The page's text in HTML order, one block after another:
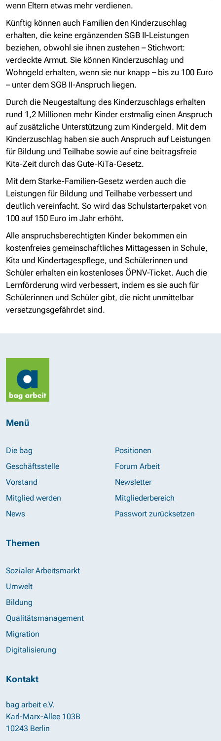
wenn Eltern etwas mehr verdienen.
Künftig können auch Familien den Kinderzuschlag
erhalten, die keine ergänzenden SGB II-Leistungen
beziehen, obwohl sie ihnen zustehen – Stichwort:
verdeckte Armut. Sie können Kinderzuschlag und
Wohngeld erhalten, wenn sie nur knapp – bis zu 100 Euro
– unter dem SGB II-Anspruch liegen.
Durch die Neugestaltung des Kinderzuschlags erhalten
rund 1,2 Millionen mehr Kinder erstmalig einen Anspruch
auf zusätzliche Unterstützung zum Kindergeld. Mit dem
Kinderzuschlag haben sie auch Anspruch auf Leistungen
für Bildung und Teilhabe sowie auf eine beitragsfreie
Kita-Zeit durch das Gute-KiTa-Gesetz.
Mit dem Starke-Familien-Gesetz werden auch die
Leistungen für Bildung und Teilhabe verbessert und
deutlich vereinfacht. So wird das Schulstarterpaket von
100 auf 150 Euro im Jahr erhöht.
Alle anspruchsberechtigten Kinder bekommen ein
kostenfreies gemeinschaftliches Mittagessen in Schule,
Kita und Kindertagespflege, und Schülerinnen und
Schüler erhalten ein kostenloses ÖPNV-Ticket. Auch die
Lernförderung wird verbessert, indem es sie auch für
Schülerinnen und Schüler gibt, die nicht unmittelbar
versetzungsgefährdet sind.
Menü
Die bag
Geschäftsstelle
Vorstand
Mitglied werden
News
Positionen
Forum Arbeit
Newsletter
Mitgliederbereich
Passwort zurücksetzen
Themen
Sozialer Arbeitsmarkt
Umwelt
Bildung
Qualitätsmanagement
Migration
Digitalisierung
Kontakt
bag arbeit e.V.
Karl-Marx-Allee 103B
10243 Berlin